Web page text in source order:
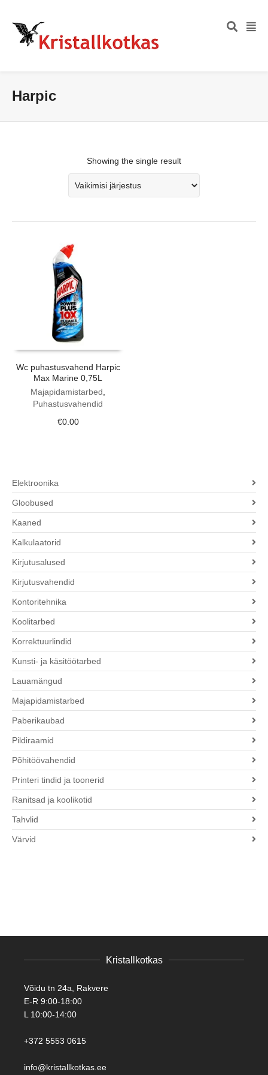
Harpic
Showing the single result
Wc puhastusvahend Harpic
Max Marine 0,75L
Majapidamistarbed
Puhastusvahendid
€0.00
Elektroonika
Gloobused
Kaaned
Kalkulaatorid
Kirjutusalused
Kirjutusvahendid
Kontoritehnika
Koolitarbed
Korrektuurlindid
Kunsti- ja käsitöötarbed
Lauamängud
Majapidamistarbed
Paberikaubad
Pildiraamid
Põhitöövahendid
Printeri tindid ja toonerid
Ranitsad ja koolikotid
Tahvlid
Värvid
Kristallkotkas
Võidu tn 24a, Rakvere
E-R 9:00-18:00
L 10:00-14:00
+372 5553 0615
info@kristallkotkas.ee